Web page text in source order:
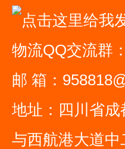
物流QQ交流群
邮 箱：
地址：四川省
与西航港大道中